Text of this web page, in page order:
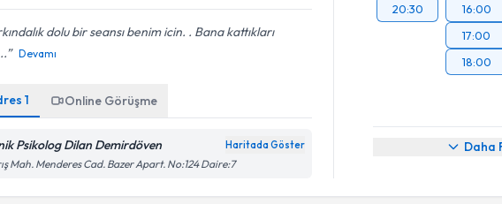
dolu bir seansı benim icin. . Bana kattıkları
Devamı
1 Online Görüşme
Psikolog Dilan Demirdöven Haritada Göster
Mah. Menderes Cad. Bazer Apart. No:124 Daire:7
20:30
16:00
17:00
18:00
Daha